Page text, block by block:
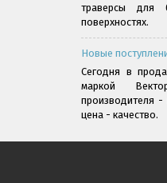
траверсы для
поверхностях.
Новые
Сегодня в
маркой
производителя -
цена - качество.